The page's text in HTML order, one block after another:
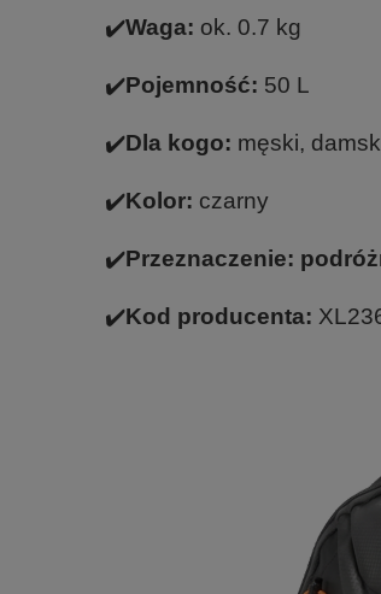
✔️Waga: ok. 0.7 kg
✔️Pojemność: 50 L
✔️Dla kogo: męski,
✔️Kolor: czarny
✔️Przeznaczenie:
✔️Kod producenta: